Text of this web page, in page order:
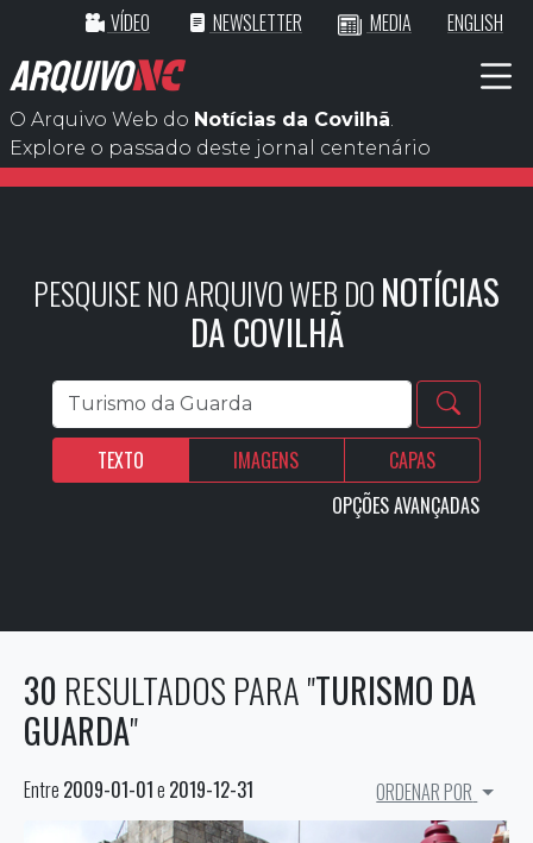
VÍDEO NEWSLETTER MEDIA ENGLISH
ARQUIVONC
O Arquivo Web do Notícias da Covilhã.
Explore o passado deste jornal centenário
PESQUISE NO ARQUIVO WEB DO NOTÍCIAS
DA COVILHÃ
TEXTO IMAGENS
CAPAS
OPÇÕES AVANÇADAS
30 RESULTADOS PARA "TURISMO DA
GUARDA"
Entre 2009-01-01e 2019-12-31 ORDENAR POR